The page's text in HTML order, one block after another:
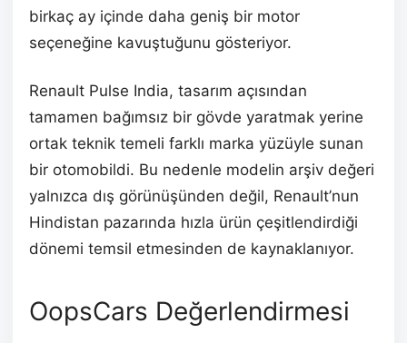
birkaç ay içinde daha geniş bir motor
seçeneğine kavuştuğunu gösteriyor.
Renault Pulse India, tasarım açısından
tamamen bağımsız bir gövde yaratmak yerine
ortak teknik temeli farklı marka yüzüyle sunan
bir otomobildi. Bu nedenle modelin arşiv değeri
yalnızca dış görünüşünden değil, Renault’nun
Hindistan pazarında hızla ürün çeşitlendirdiği
dönemi temsil etmesinden de kaynaklanıyor.
OopsCars Değerlendirmesi